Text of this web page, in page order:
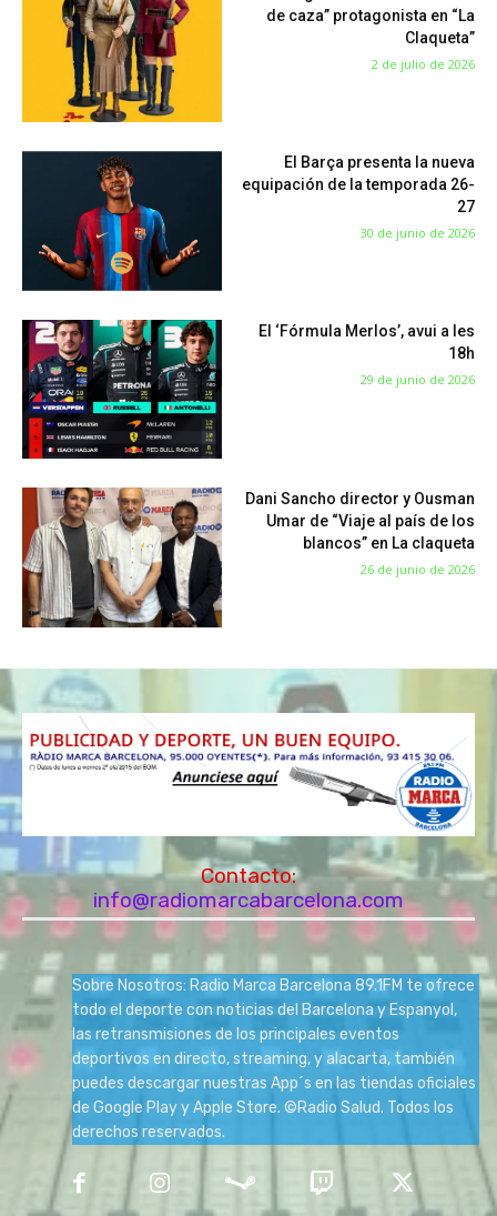
de caza” protagonista en “La
Claqueta”
2 de julio de 2026
El Barça presenta la nueva
equipación de la temporada 26-
27
30 de junio de 2026
El ‘Fórmula Merlos’, avui a les
18h
29 de junio de 2026
Dani Sancho director y Ousman
Umar de “Viaje al país de los
blancos” en La claqueta
26 de junio de 2026
Contacto:
info@radiomarcabarcelona.com
Sobre Nosotros: Radio Marca Barcelona 89.1FM te ofrece
todo el deporte con noticias del Barcelona y Espanyol,
las retransmisiones de los principales eventos
deportivos en directo, streaming, y alacarta, también
puedes descargar nuestras App´s en las tiendas oficiales
de Google Play y Apple Store. ©Radio Salud. Todos los
derechos reservados.